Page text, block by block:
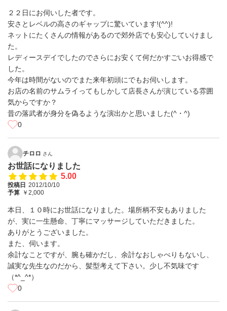
２２日にお伺いした者です。
安さとレベルの高さのギャップに驚いています!(^^)!
ネットにたくさんの情報があるので郊外店でも安心していけまし
た。
レディースデイでしたのでさらにお安くて何だかすごいお得感で
した。
今年は時間がないのでまた来年初頭にでもお伺いします。
お店の名前のサムライってもしかして店長さんが演じている雰囲
気からですか？
昔の落武者が身分を偽るような演出かと思いました(^・^)
0
チロロ さん
お世話になりました
5.00
投稿日 2012/10/10
予算 ￥2,000
本日、１０時にお世話になりました。場所柄不安もありました
が、実に一生懸命、丁寧にマッサージしていただきました。
ありがとうございました。
また、伺います。
余計なことですが、腕も確かだし、余計なおしゃべりもないし、
誠実な先生なのだから、髪型考えて下さい。少し不気味です
（*^_^*）
0